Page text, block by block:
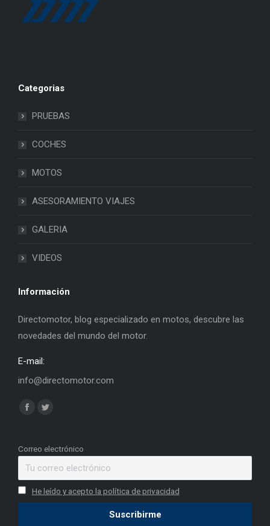
Categorias
PRUEBAS
COCHES
MOTOS
ASESORAMIENTO VIAJES
GALERIA
VIDEOS
Información
Directomotor, blog especializado en motos, descubre las
novedades del mundo del motor.
E-mail:
info@directomotor.com
Find us on:
Facebook
opens
window
Twitter
opens
window
Correo electrónico
He leído y acepto la política de privacidad